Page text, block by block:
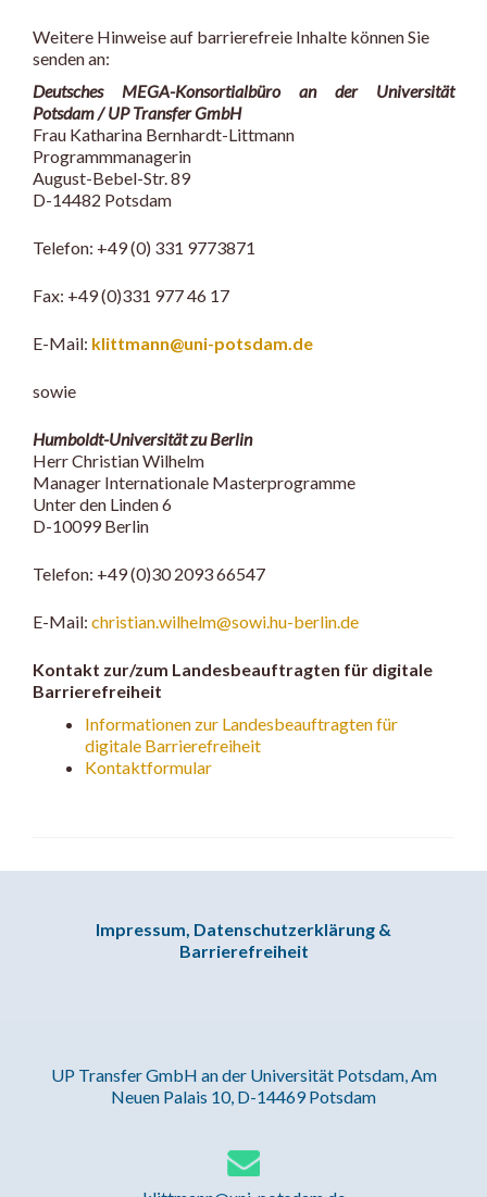
Weitere Hinweise auf barrierefreie Inhalte können Sie
senden an:
Deutsches MEGA-Konsortialbüro an der Universität
Potsdam / UP Transfer GmbH
Frau Katharina Bernhardt-Littmann
Programmmanagerin
August-Bebel-Str. 89
D-14482 Potsdam
Telefon: +49 (0) 331 9773871
Fax: +49 (0)331 977 46 17
E-Mail: klittmann@uni-potsdam.de
sowie
Humboldt-Universität zu Berlin
Herr Christian Wilhelm
Manager Internationale Masterprogramme
Unter den Linden 6
D-10099 Berlin
Telefon: +49 (0)30 2093 66547
E-Mail: christian.wilhelm@sowi.hu-berlin.de
Kontakt zur/zum Landesbeauftragten für digitale
Barrierefreiheit
Informationen zur Landesbeauftragten für
digitale Barrierefreiheit
Kontaktformular
Impressum, Datenschutzerklärung &
Barrierefreiheit
UP Transfer GmbH an der Universität Potsdam, Am
Neuen Palais 10, D-14469 Potsdam